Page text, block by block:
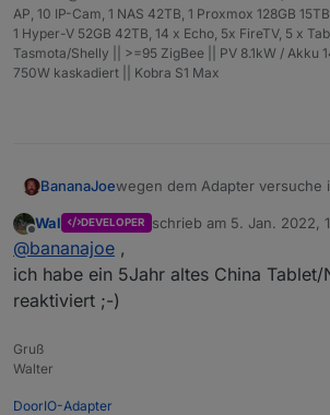
Konfig/Einstellungen den Sip
tSip wieder beenden.
Den wioBrowser starten und die
akzeptieren mit der rechten
AP, 10 IP-Cam, 1 NAS 42TB, 1 Proxmox 128GB
1 Hyper-V 52GB 42TB, 14 x Echo, 5x FireTV, 5 x
Tasmota/Shelly || >=95 ZigBee || PV 8.1kW / Akku
750W kaskadiert || Kobra S1 Max
BananaJoewegen dem Adapter versuche
zu nehmen ...
vermissten Kindle
Offline
Wal DEVELOPER schrieb am 5. Jan. 2022,
zuletzt editiert von
@bananajoe ,
ich habe ein 5Jahr altes China
reaktiviert ;-)
Gruß
Walter
DoorIO-Adapter